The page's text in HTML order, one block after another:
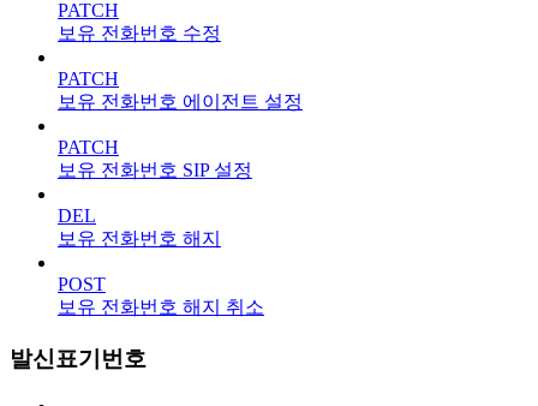
PATCH
보유 전화번호 수정
PATCH
보유 전화번호 에이전트 설정
PATCH
보유 전화번호 SIP 설정
DEL
보유 전화번호 해지
POST
보유 전화번호 해지 취소
발신표기번호